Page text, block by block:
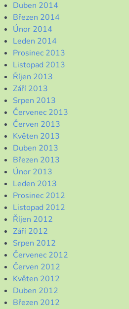
Duben 2014
Březen 2014
Únor 2014
Leden 2014
Prosinec 2013
Listopad 2013
Říjen 2013
Září 2013
Srpen 2013
Červenec 2013
Červen 2013
Květen 2013
Duben 2013
Březen 2013
Únor 2013
Leden 2013
Prosinec 2012
Listopad 2012
Říjen 2012
Září 2012
Srpen 2012
Červenec 2012
Červen 2012
Květen 2012
Duben 2012
Březen 2012